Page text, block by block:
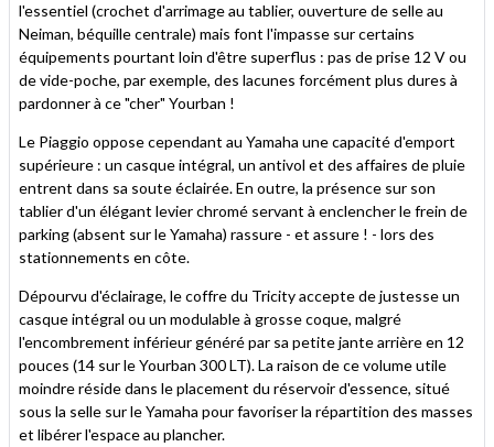
l'essentiel (crochet d'arrimage au tablier, ouverture de selle au
Neiman, béquille centrale) mais font l'impasse sur certains
équipements pourtant loin d'être superflus : pas de prise 12 V ou
de vide-poche, par exemple, des lacunes forcément plus dures à
pardonner à ce "cher" Yourban !
Le Piaggio oppose cependant au Yamaha une capacité d'emport
supérieure : un casque intégral, un antivol et des affaires de pluie
entrent dans sa soute éclairée. En outre, la présence sur son
tablier d'un élégant levier chromé servant à enclencher le frein de
parking (absent sur le Yamaha) rassure - et assure ! - lors des
stationnements en côte.
Dépourvu d'éclairage, le coffre du Tricity accepte de justesse un
casque intégral ou un modulable à grosse coque, malgré
l'encombrement inférieur généré par sa petite jante arrière en 12
pouces (14 sur le Yourban 300 LT). La raison de ce volume utile
moindre réside dans le placement du réservoir d'essence, situé
sous la selle sur le Yamaha pour favoriser la répartition des masses
et libérer l'espace au plancher.